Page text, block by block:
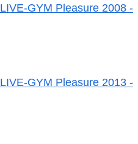
LIVE-GYM Pleasure 2008 -
LIVE-GYM Pleasure 2013 -